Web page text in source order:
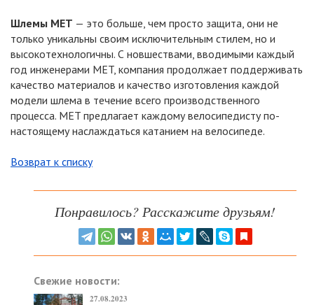
Шлемы MET — это больше, чем просто защита, они не
только уникальны своим исключительным стилем, но и
высокотехнологичны. С новшествами, вводимыми каждый
год инженерами MET, компания продолжает поддерживать
качество материалов и качество изготовления каждой
модели шлема в течение всего производственного
процесса. MET предлагает каждому велосипедисту по-
настоящему наслаждаться катанием на велосипеде.
Возврат к списку
Понравилось? Расскажите друзьям!
Свежие новости:
27.08.2023